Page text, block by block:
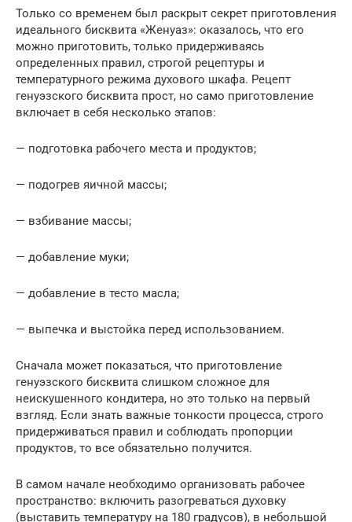
Только со временем был раскрыт секрет приготовления
идеального бисквита «Женуаз»: оказалось, что его
можно приготовить, только придерживаясь
определенных правил, строгой рецептуры и
температурного режима духового шкафа. Рецепт
генуэзского бисквита прост, но само приготовление
включает в себя несколько этапов:
— подготовка рабочего места и продуктов;
— подогрев яичной массы;
— взбивание массы;
— добавление муки;
— добавление в тесто масла;
— выпечка и выстойка перед использованием.
Сначала может показаться, что приготовление
генуэзского бисквита слишком сложное для
неискушенного кондитера, но это только на первый
взгляд. Если знать важные тонкости процесса, строго
придерживаться правил и соблюдать пропорции
продуктов, то все обязательно получится.
В самом начале необходимо организовать рабочее
пространство: включить разогреваться духовку
(выставить температуру на 180 градусов), в небольшой